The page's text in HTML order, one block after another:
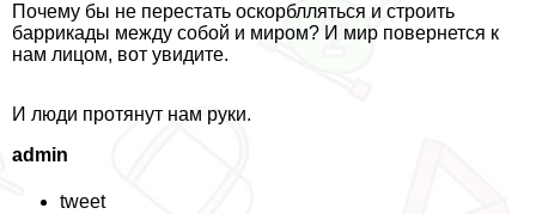
Почему бы не перестать оскорблляться и строить
баррикады между собой и миром? И мир повернется к
нам лицом, вот увидите.
И люди протянут нам руки.
admin
tweet